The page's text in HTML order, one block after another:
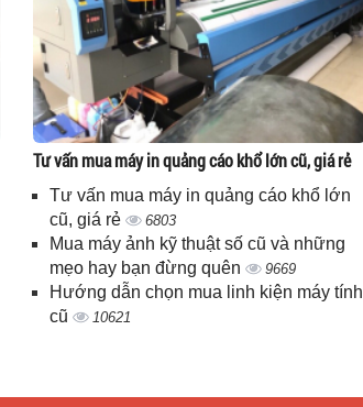
Tư vấn mua máy in quảng cáo khổ lớn cũ, giá rẻ
Tư vấn mua máy in quảng cáo khổ lớn
cũ, giá rẻ
6803
Mua máy ảnh kỹ thuật số cũ và những
mẹo hay bạn đừng quên
9669
Hướng dẫn chọn mua linh kiện máy tính
cũ
10621